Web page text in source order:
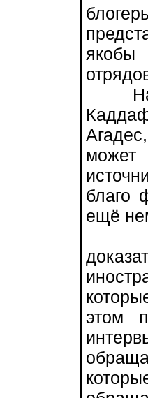
якобы
Надо
может
благо
ещё
Его
этом